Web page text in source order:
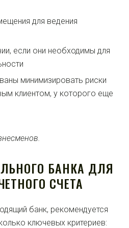
для ведения
если они необходимы для
минимизировать риски
клиентом, у которого еще
БАНКА ДЛЯ
СЧЕТА
банк, рекомендуется
ключевых критериев: